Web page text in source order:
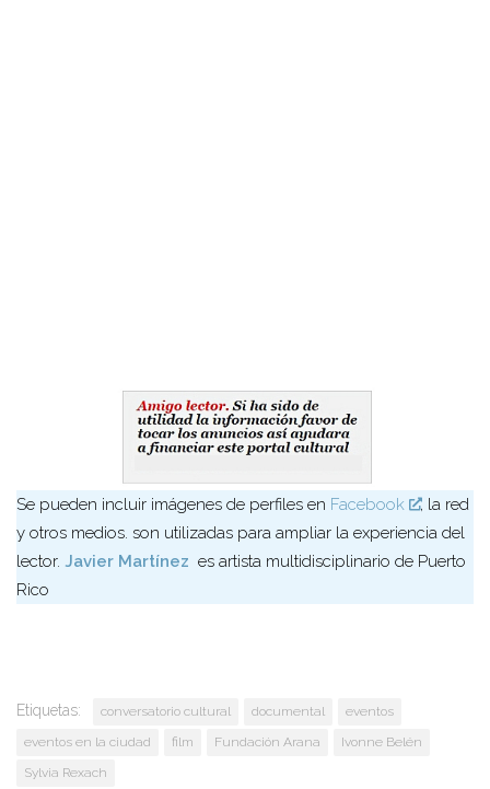
Se pueden incluir imágenes de perfiles en Facebook
, la red
y otros medios. son utilizadas para ampliar la experiencia del
lector. Javier Martínez es artista multidisciplinario de Puerto
Rico
Etiquetas: conversatorio cultural documental
eventos
eventos en la ciudad
film Fundación Arana
Ivonne Belén
Sylvia Rexach